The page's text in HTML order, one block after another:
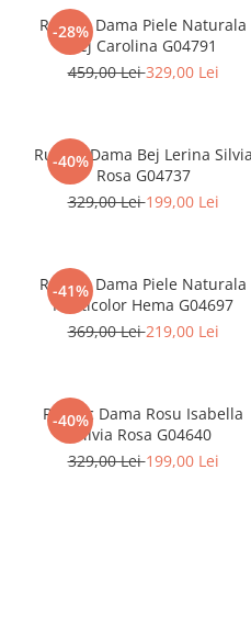
-28%
Rucsac Dama Piele Naturala
Bej Carolina G04791
459,00 Lei329,00 Lei
-40%
Rucsac Dama Bej Lerina Silvia
Rosa G04737
329,00 Lei199,00 Lei
-41%
Rucsac Dama Piele Naturala
Multicolor Hema G04697
369,00 Lei219,00 Lei
-40%
Rucsac Dama Rosu Isabella
Silvia Rosa G04640
329,00 Lei199,00 Lei